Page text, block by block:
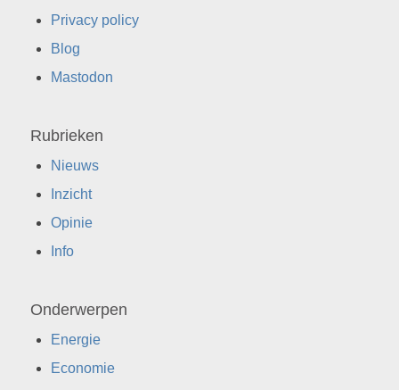
Privacy policy
Blog
Mastodon
Rubrieken
Nieuws
Inzicht
Opinie
Info
Onderwerpen
Energie
Economie